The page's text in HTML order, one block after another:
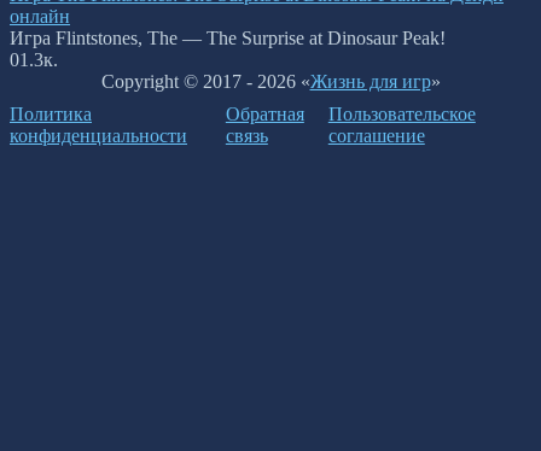
онлайн
Игра Flintstones, The — The Surprise at Dinosaur Peak!
01.3к.
Copyright © 2017 - 2026 «Жизнь для игр»
Политика
конфиденциальности
Обратная
связь
Пользовательское
соглашение